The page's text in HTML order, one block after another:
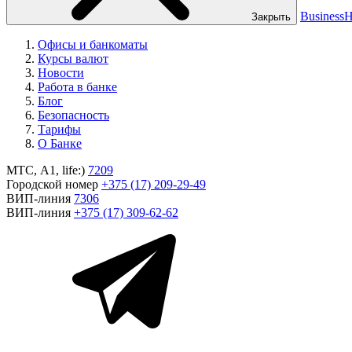
Закрыть
Офисы и банкоматы
Курсы валют
Новости
Работа в банке
Блог
Безопасность
Тарифы
О Банке
МТС, A1, life:) 7209
Городской номер +375 (17) 209-29-49
ВИП-линия 7306
ВИП-линия +375 (17) 309-62-62